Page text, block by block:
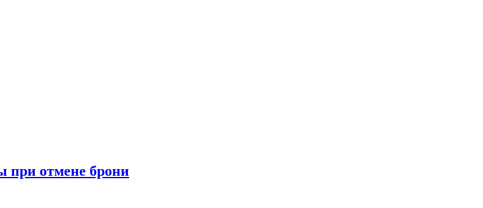
при отмене брони